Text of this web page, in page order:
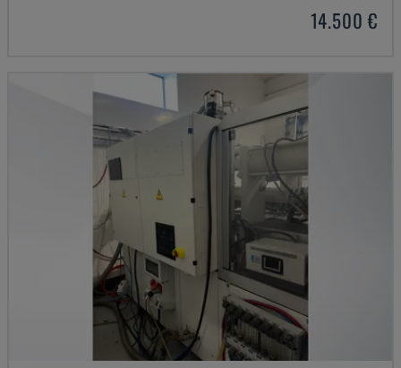
14.500 €